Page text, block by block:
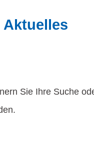
Aktuelles
Sie Ihre Suche